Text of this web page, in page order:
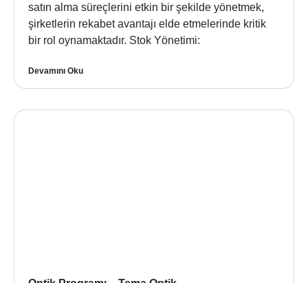
satın alma süreçlerini etkin bir şekilde yönetmek,
şirketlerin rekabet avantajı elde etmelerinde kritik
bir rol oynamaktadır. Stok Yönetimi:
Devamını Oku